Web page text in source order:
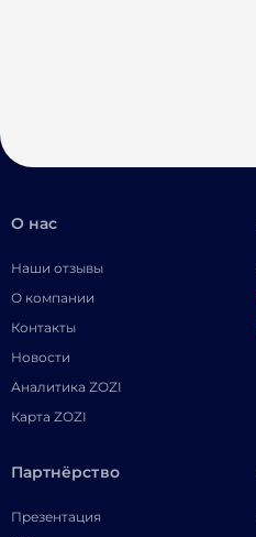
О нас
Наши отзывы
О компании
Контакты
Новости
Аналитика ZOZI
Карта ZOZI
Партнёрство
Презентация